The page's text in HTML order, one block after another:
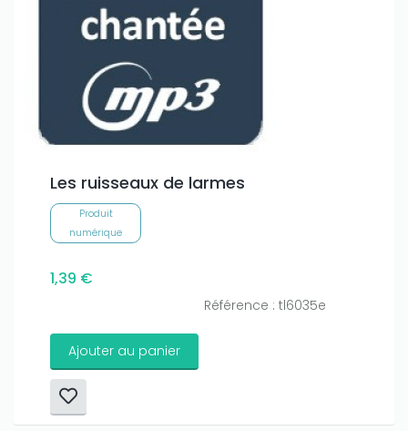
Les ruisseaux de larmes
Produit
numérique
1,39 €
Référence : tl6035e
Ajouter au panier